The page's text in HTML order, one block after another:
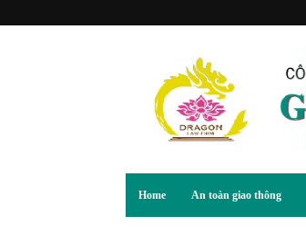
Home An toàn giao thông